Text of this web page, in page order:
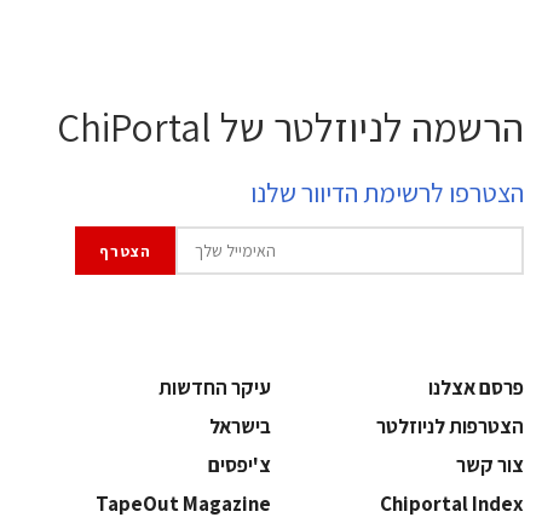
הרשמה לניוזלטר של ChiPortal
הצטרפו לרשימת הדיוור שלנו
פרסם אצלנו
עיקר החדשות
הצטרפות לניוזלטר
בישראל
צור קשר
צ'יפסים
Chiportal Index
TapeOut Magazine